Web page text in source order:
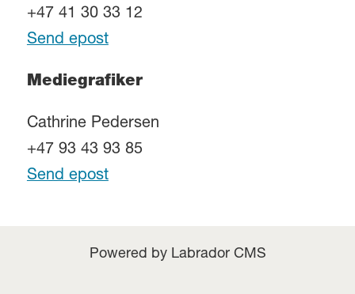
+47 41 30 33 12
Send epost
Mediegrafiker
Cathrine Pedersen
+47 93 43 93 85
Send epost
Powered by Labrador CMS